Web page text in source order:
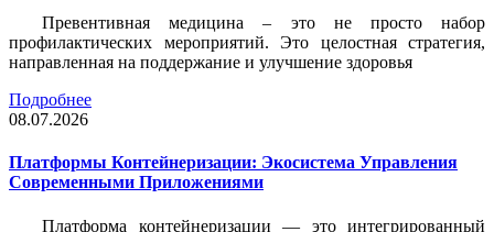
Превентивная медицина – это не просто набор
профилактических мероприятий. Это целостная стратегия,
направленная на поддержание и улучшение здоровья
Подробнее
08.07.2026
Платформы Контейнеризации: Экосистема Управления
Современными Приложениями
Платформа контейнеризации — это интегрированный